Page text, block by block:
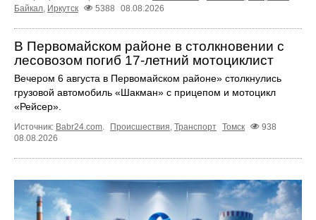
Байкал Иркутск 5388 08.08.2026
В Первомайском районе в столкновении с
лесовозом погиб 17-летний мотоциклист
Вечером 6 августа в Первомайском районе» столкнулись
грузовой автомобиль «Шакман» с прицепом и мотоцикл
«Рейсер».
Источник: Babr24.com. Происшествия, Транспорт Томск
938
08.08.2026